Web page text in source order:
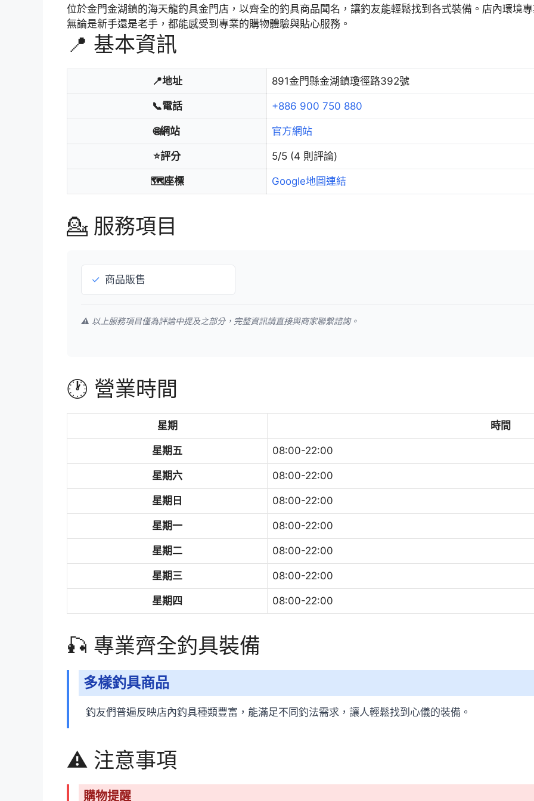
位於金門金湖鎮的海天龍釣具金門店，以齊全的釣具商品聞名，讓釣友能輕鬆找到各式裝備。店內環境
無論是新手還是老手，都能感受到專業的購物體驗與貼心服務。
📍 基本資訊
📍地址 891金門縣金湖鎮瓊徑路392號
📞電話 +886 900 750 880
🌐網站 官方網站
⭐評分 5/5 (4 則評論)
🗺️座標 Google地圖連結
💁 服務項目
✓ 商品販售
⚠️ 以上服務項目僅為評論中提及之部分，完整資訊請直接與商家聯繫諮詢。
🕐 營業時間
星期 時間
星期五 08:00-22:00
星期六 08:00-22:00
星期日 08:00-22:00
星期一 08:00-22:00
星期二 08:00-22:00
星期三 08:00-22:00
星期四 08:00-22:00
🎣 專業齊全釣具裝備
多樣釣具商品
釣友們普遍反映店內釣具種類豐富，能滿足不同釣法需求，讓人輕鬆找到心儀的裝備。
⚠️ 注意事項
購物提醒